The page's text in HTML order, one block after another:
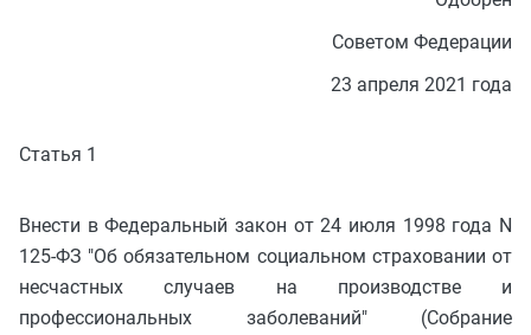
Советом Федерации
23 апреля 2021 года
Статья 1
Внести в Федеральный закон от 24 июля 1998 года N
125-ФЗ "Об обязательном социальном страховании от
несчастных случаев на производстве и
профессиональных заболеваний" (Собрание